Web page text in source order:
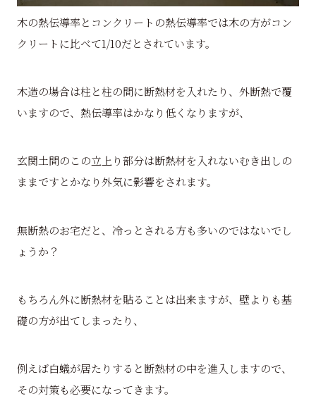
木の熱伝導率とコンクリートの熱伝導率では木の方がコン
クリートに比べて1/10だとされています。
木造の場合は柱と柱の間に断熱材を入れたり、外断熱で覆
いますので、熱伝導率はかなり低くなりますが、
玄関土間のこの立上り部分は断熱材を入れないむき出しの
ままですとかなり外気に影響をされます。
無断熱のお宅だと、冷っとされる方も多いのではないでし
ょうか？
もちろん外に断熱材を貼ることは出来ますが、壁よりも基
礎の方が出てしまったり、
例えば白蟻が居たりすると断熱材の中を進入しますので、
その対策も必要になってきます。